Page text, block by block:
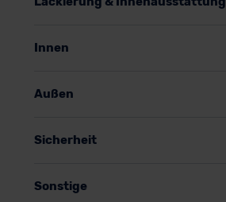
Innen
Außen
Sicherheit
Sonstige